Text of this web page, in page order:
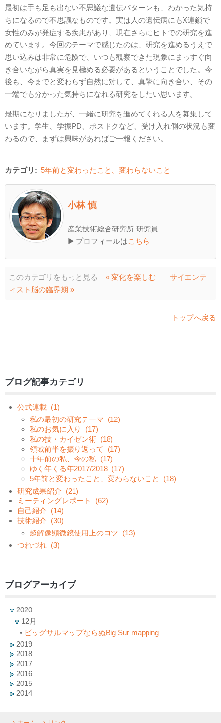
最初は手も足も出ない不思議な遺伝パターンも、わかった気持
ちになるので不思議なものです。実は人の遺伝病にもX連鎖で
女性のみが発症する疾患があり、現在さらにヒトでの研究を進
めています。今回のテーマで感じたのは、研究を進めるうえで
思い込みは非常に危険で、いつも観察できた現象にまっすぐ向
き合いながら真実を見極める必要があるということでした。今
後も、今までと変わらず自然に対して、真摯に向き合い、その
一端でも分かった気持ちになれる研究をしたい思います。
最期になりましたが、一緒に研究を進めてくれる人を募集して
います。学生、学振PD、ポスドクなど、受け入れ側の状況も変
わるので、まずは興味があればご一報ください。
カテゴリ: 5年前と変わったこと、変わらないこと
小林 慎
産業技術総合研究所 研究員
▶ プロフィールはこちら
このカテゴリをもっと見る « 変化を楽しむ
サイエンテ
ィスト脳の臨界期 »
トップへ戻る
ブログ記事カテゴリ
公式連載 (1)
私の最初の研究テーマ (12)
私のお気に入り
(17)
私の技・カイゼン術 (18)
領域前半を振り返って
(17)
十年前の私、今の私 (17)
ゆく年くる年2017/2018 (17)
5年前と変わったこと、変わらないこと
(18)
研究成果紹介 (21)
ミーティングレポート
(62)
自己紹介 (14)
技術紹介 (30)
超解像顕微鏡使用上のコツ (13)
つれづれ (3)
ブログアーカイブ
2020
12月
• ビッグサルマップならぬBig Sur mapping
2019
2018
2017
2016
2015
2014